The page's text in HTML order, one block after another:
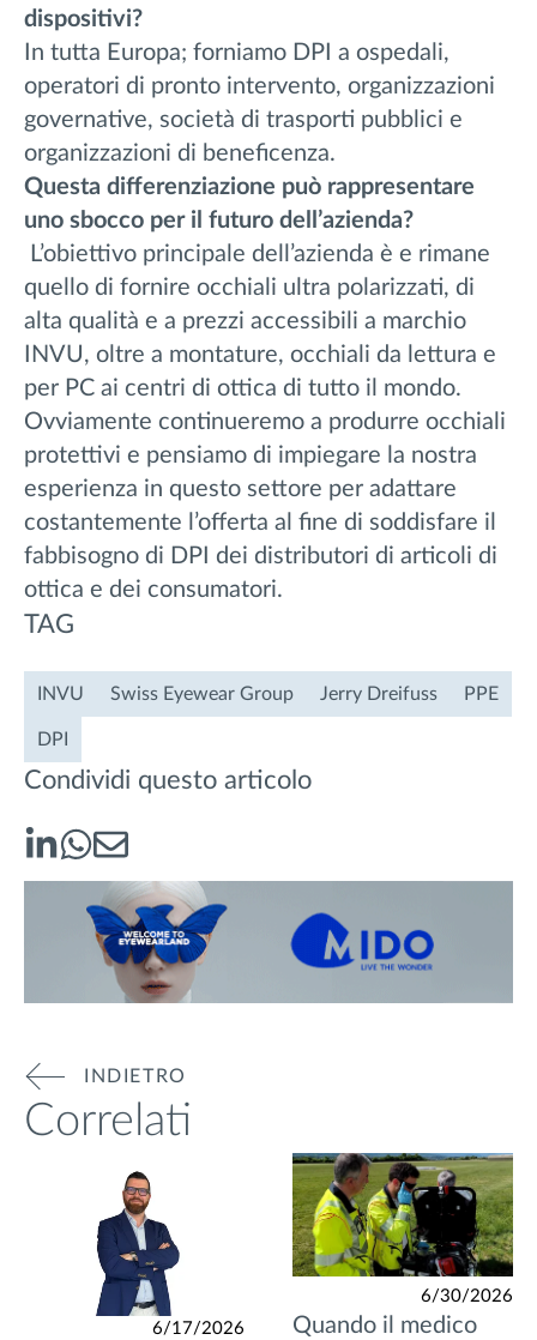
dispositivi?
In tutta Europa; forniamo DPI a ospedali,
operatori di pronto intervento, organizzazioni
governative, società di trasporti pubblici e
organizzazioni di beneficenza.
Questa differenziazione può rappresentare
uno sbocco per il futuro dell’azienda?
L’obiettivo principale dell’azienda è e rimane
quello di fornire occhiali ultra polarizzati, di
alta qualità e a prezzi accessibili a marchio
INVU, oltre a montature, occhiali da lettura e
per PC ai centri di ottica di tutto il mondo.
Ovviamente continueremo a produrre occhiali
protettivi e pensiamo di impiegare la nostra
esperienza in questo settore per adattare
costantemente l’offerta al fine di soddisfare il
fabbisogno di DPI dei distributori di articoli di
ottica e dei consumatori.
TAG
INVU Swiss Eyewear Group Jerry Dreifuss PPE
DPI
Condividi questo articolo
INDIETRO
Correlati
6/17/2026
6/30/2026
Quando il medico